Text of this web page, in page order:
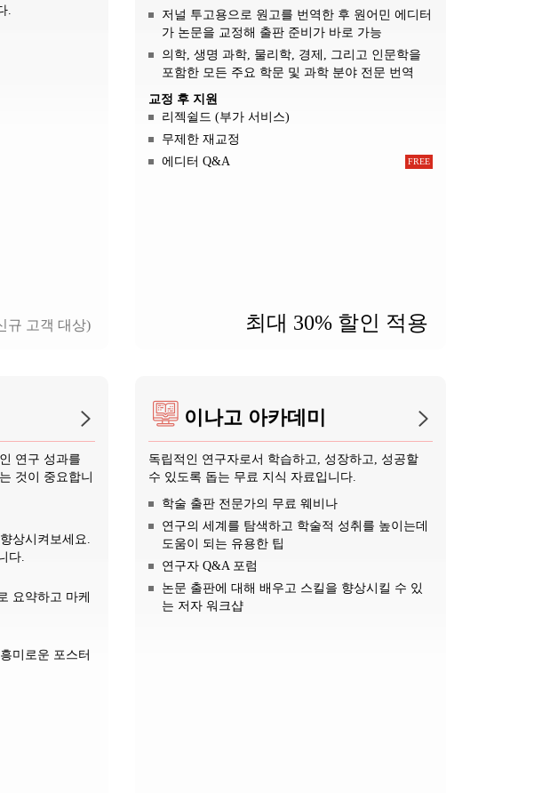
.
규 고객 대상)
저널 투고용으로 원고를 번역한 후 원어민 에디터
가 논문을 교정해 출판 준비가 바로 가능
의학, 생명 과학, 물리학, 경제, 그리고 인문학을
포함한 모든 주요 학문 및 과학 분야 전문 번역
교정 후 지원
리젝쉴드 (부가 서비스)
무제한 재교정
에디터 Q&A
최대 30% 할인 적용
연구 성과를
것이 중요합니
상시켜보세요.
다.
요약하고 마케
미로운 포스터
이나고 아카데미
독립적인 연구자로서 학습하고, 성장하고, 성공할
수 있도록 돕는 무료 지식 자료입니다.
학술 출판 전문가의 무료 웨비나
연구의 세계를 탐색하고 학술적 성취를 높이는데
도움이 되는 유용한 팁
연구자 Q&A 포럼
논문 출판에 대해 배우고 스킬을 향상시킬 수 있
는 저자 워크샵